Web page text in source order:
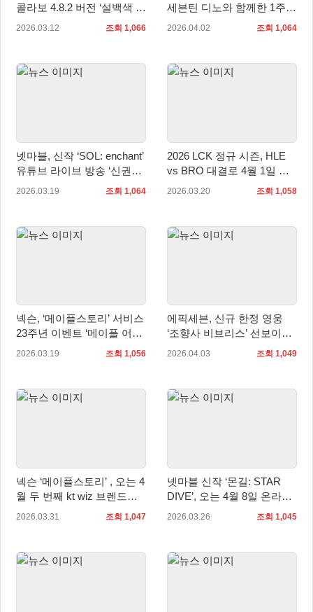
콜라보 4.8.2 버전 ‘설백색 충
견의 포효’ 3월 12일 업데이
2026.03.12 조회 1,066
세븐틴 디노와 함께한 1주년
라이브 방송 성황리에 종료
2026.04.02 조회 1,064
넷마블, 신작 ‘SOL: enchant’
유튜브 라이브 방송 ‘신권회
담’ 19일 오후 8시 실시
2026.03.19 조회 1,064
2026 LCK 정규 시즌, HLE
vs BRO 대결로 4월 1일 개
막
2026.03.20 조회 1,058
넥슨, ‘메이플스토리’ 서비스
23주년 이벤트 ‘메이플 어
택!’ 실시
2026.03.19 조회 1,056
에픽세븐, 신규 한정 영웅
‘조향사 비브리스’ 선보이며
봄 시즌 대규모 업데이트 ‘뉴
2026.04.03 조회 1,049
넥슨 ‘메이플스토리’ , 오는 4
월 두 번째 kt wiz 브렌드데
이 경기 진행
2026.03.31 조회 1,047
넷마블 신작 ‘몬길: STAR
DIVE’, 오는 4월 8일 온라인
쇼케이스 예고
2026.03.26 조회 1,045